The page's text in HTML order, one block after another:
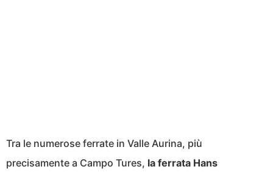
Tra le numerose ferrate in Valle Aurina, più
precisamente a Campo Tures, la ferrata Hans